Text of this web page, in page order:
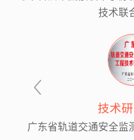
技术联
技术
广东省轨道交通安全监